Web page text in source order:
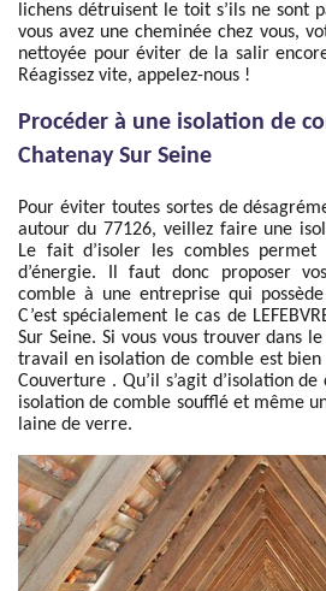
lichens détruisent le toit s’ils ne sont
vous avez une cheminée chez vous,
nettoyée pour éviter de la salir
Réagissez vite, appelez-nous !
Procéder à une isolation de
Chatenay Sur Seine
Pour éviter toutes sortes de
autour du 77126, veillez faire une
Le fait d’isoler les combles
d’énergie. Il faut donc proposer
comble à une entreprise qui possède
C’est spécialement le cas de
Sur Seine. Si vous vous trouver dans
travail en isolation de comble est bien
Couverture . Qu’il s’agit d’isolation
isolation de comble soufflé et même
laine de verre.